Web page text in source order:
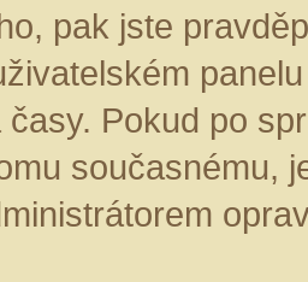
pak jste
časy. Pokud po
současnému,